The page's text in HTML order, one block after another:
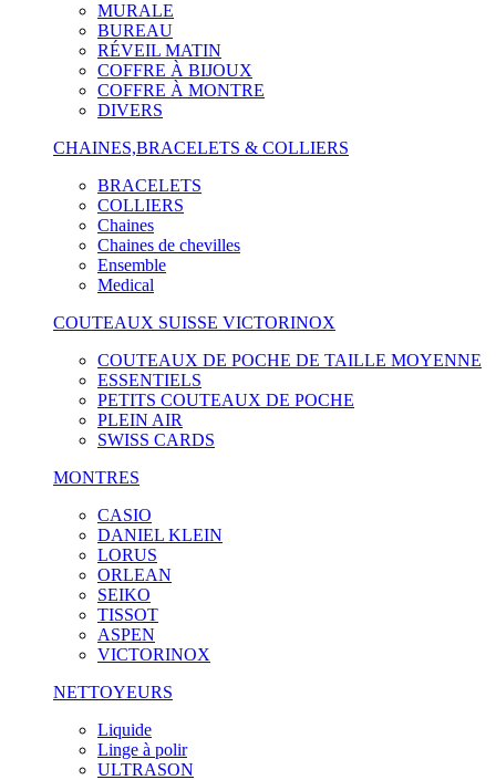
MURALE
BUREAU
RÉVEIL MATIN
COFFRE À BIJOUX
COFFRE À MONTRE
DIVERS
CHAINES,BRACELETS & COLLIERS
BRACELETS
COLLIERS
Chaines
Chaines de chevilles
Ensemble
Medical
COUTEAUX SUISSE VICTORINOX
COUTEAUX DE POCHE DE TAILLE MOYENNE
ESSENTIELS
PETITS COUTEAUX DE POCHE
PLEIN AIR
SWISS CARDS
MONTRES
CASIO
DANIEL KLEIN
LORUS
ORLEAN
SEIKO
TISSOT
ASPEN
VICTORINOX
NETTOYEURS
Liquide
Linge à polir
ULTRASON